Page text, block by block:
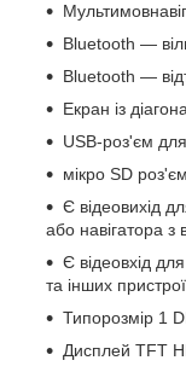
Bluetooth —
Bluetooth —
Екран із
USB-роз'єм
мікро SD
Є відеовихід
або навігатора з
Є відеовхід
та інших
Типорозмір 1
Дисплей TFT